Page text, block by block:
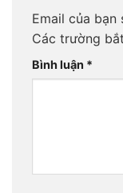
Email của
Các trường
Bình luận *